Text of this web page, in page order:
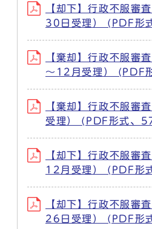
【却下】行政不服審
30日受理） (PDF形
【棄却】行政不服審
～12月受理） (PDF
【棄却】行政不服審
受理） (PDF形式、
【却下】行政不服審
12月受理） (PDF形
【却下】行政不服審
26日受理） (PDF形